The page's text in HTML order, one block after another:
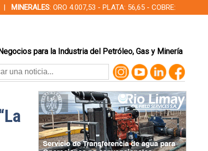
| MINERALES: ORO 4.007,53 - PLATA: 56,65 - COBRE:
para la Industria del Petróleo, Gas y Minería